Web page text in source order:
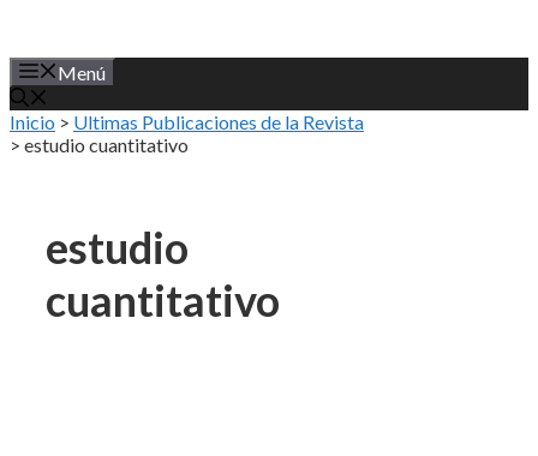
Menú
Inicio > Ultimas Publicaciones de la Revista
> estudio cuantitativo
estudio
cuantitativo